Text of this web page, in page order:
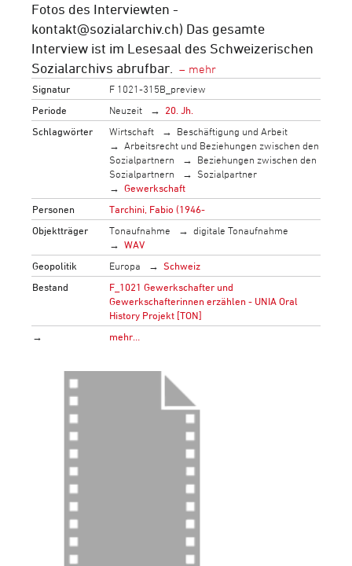
Fotos des Interviewten -
kontakt@sozialarchiv.ch) Das gesamte
Interview ist im Lesesaal des Schweizerischen
Sozialarchivs abrufbar.
Signatur
F 1021-315B_preview
Periode
Neuzeit
20. Jh.
Schlagwörter
Wirtschaft
Beschäftigung und Arbeit
Arbeitsrecht und Beziehungen zwischen den
Sozialpartnern
Beziehungen zwischen den
Sozialpartnern
Sozialpartner
Gewerkschaft
Personen
Tarchini, Fabio (1946-
Objektträger
Tonaufnahme
digitale Tonaufnahme
WAV
Geopolitik
Europa
Schweiz
Bestand
F_1021 Gewerkschafter und
Gewerkschafterinnen erzählen - UNIA Oral
History Projekt [TON]
→
mehr…